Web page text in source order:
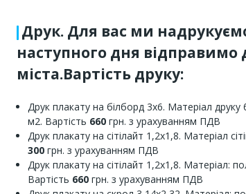
Друк. Для вас ми
наступного дня відправимо
міста.Вартість друку:
Друк плакату на білборд 3х6. Матеріал
м2. Вартість 660 грн. з урахуванням ПДВ
Друк плакату на сітілайт 1,2х1,8. Матеріал
300 грн. з урахуванням ПДВ
Друк плакату на сітілайт 1,2х1,8. Матеріал:
Вартість 660 грн. з урахуванням ПДВ